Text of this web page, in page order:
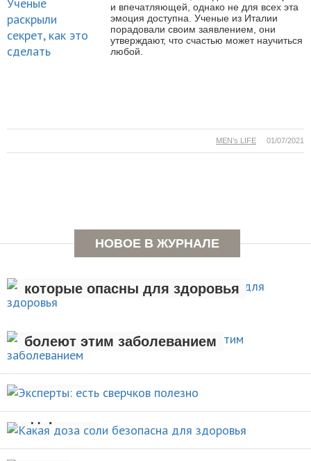
и впечатляющей, однако не для всех эта
эмоция доступна. Ученые из Италии
порадовали своим заявлением, они
утверждают, что счастью может научиться
любой.
01/07/2021
MEN’s LIFE
НОВОЕ В ЖУРНАЛЕ
которые опасны для здоровья
болеют этим заболеванием
НОВОСТИ
Эксперты: есть сверчков
полезно
НОВОСТИ
Какая доза соли безопасна для
здоровья
НОВОСТИ
Какие части тела мужчине стоит
брить, а какие – оставить в